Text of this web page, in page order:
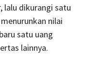
lalu dikurangi satu
nilai
satu uang
lainnya.